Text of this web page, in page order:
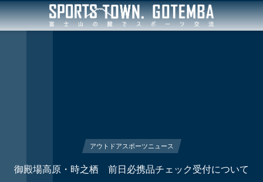
アウトドアスポーツニュース
御殿場高原・時之栖 前日必携品チェック受付について